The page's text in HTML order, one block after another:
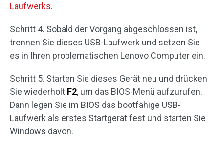
Laufwerks.
Schritt 4. Sobald der Vorgang abgeschlossen ist,
trennen Sie dieses USB-Laufwerk und setzen Sie
es in Ihren problematischen Lenovo Computer ein.
Schritt 5. Starten Sie dieses Gerät neu und drücken
Sie wiederholt F2, um das BIOS-Menü aufzurufen.
Dann legen Sie im BIOS das bootfähige USB-
Laufwerk als erstes Startgerät fest und starten Sie
Windows davon.